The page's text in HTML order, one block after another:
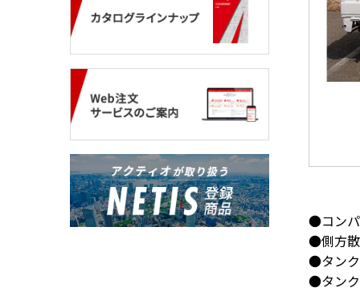
●コンパ
●側方散
●タンク
●タンク